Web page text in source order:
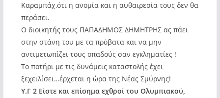
Καραμπάχ,ότι η ανομία και η αυθαιρεσία τους δεν θα
περάσει.
Ο διοικητής τους ΠΑΠΑΔΗΜΟΣ ΔΗΜΗΤΡΗΣ ας πάει
στην στάνη του με τα πρόβατα και να μην
αντιμετωπίζει τους οπαδούς σαν εγκληματίες !
Το ποτήρι με τις δυνάμεις καταστολής έχει
ξεχειλίσει…έρχεται η ώρα της Νέας Σμύρνης!
Υ.Γ 2 Είστε και επίσημα εχθροί του Ολυμπιακού,